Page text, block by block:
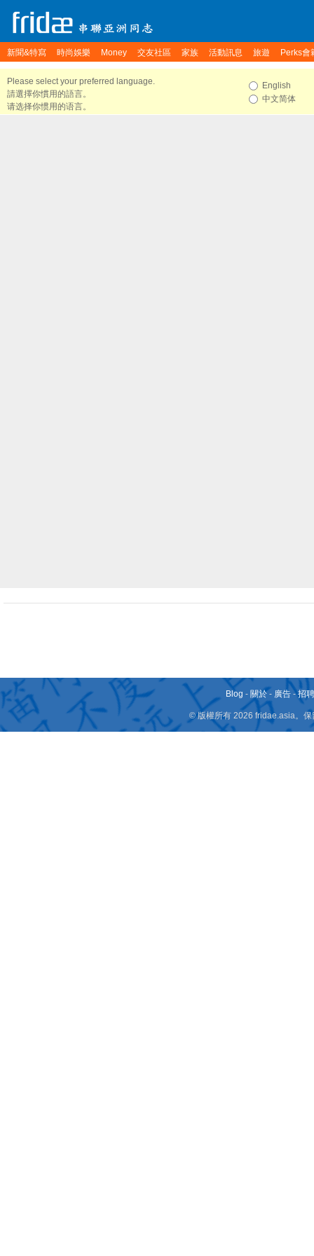
新聞&特寫 時尚娛樂 Money 交友社區 家族 活動訊息 旅遊 Perks會
Please select your preferred language.
請選擇你慣用的語言。
请选择你惯用的语言。
English
中文简体
Blog - 關於 - 廣告 -招
© 版權所有 2026 fridae.asia。